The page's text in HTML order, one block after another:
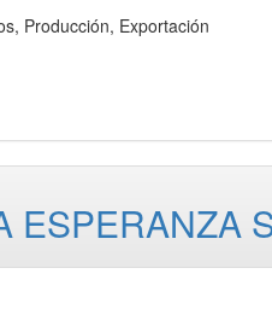
Producción, Exportación
ESPERANZA